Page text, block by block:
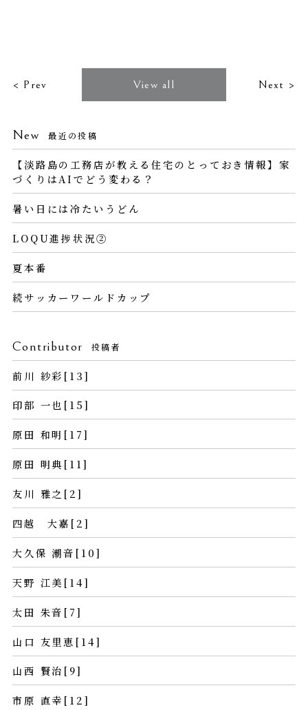
< Prev View all Next >
New 最近の投稿
【淡路島の工務店が教える住宅のとっておき情報】家
づくりはAIでどう変わる？
暑い日には冷たいうどん
LOQU進捗状況②
夏本番
続サッカーワールドカップ
Contributor 投稿者
前川 紗彩[13]
印部 一也[15]
原田 和明[17]
原田 明典[11]
友川 雅之[2]
四越 大嘉[2]
大久保 潮音[10]
天野 江美[14]
太田 朱音[7]
山口 友里恵[14]
山西 賢治[9]
市原 直幸[12]